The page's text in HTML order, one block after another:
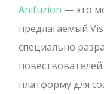
Anifuzion — это
предлагаемый
специально
платформу для